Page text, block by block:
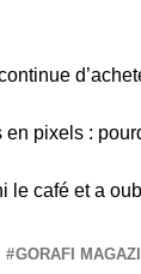
en pixels :
le café et a
GORAFI